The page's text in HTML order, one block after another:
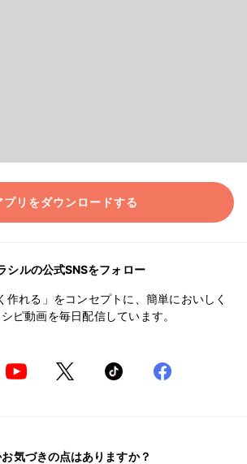
プリをダウンロードする
シルの公式SNSをフォロー
作れる」をコンセプトに、簡単においしく
ピ動画を毎日配信しています。
気づきの点はありますか？